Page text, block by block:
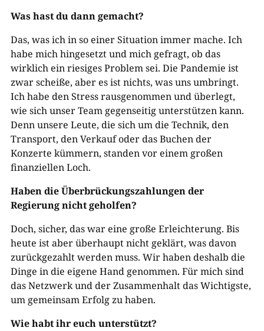
Was hast du dann gemacht?
Das, was ich in so einer Situation immer mache. Ich
habe mich hingesetzt und mich gefragt, ob das
wirklich ein riesiges Problem sei. Die Pandemie ist
zwar scheiße, aber es ist nichts, was uns umbringt.
Ich habe den Stress rausgenommen und überlegt,
wie sich unser Team gegenseitig unterstützen kann.
Denn unsere Leute, die sich um die Technik, den
Transport, den Verkauf oder das Buchen der
Konzerte kümmern, standen vor einem großen
finanziellen Loch.
Haben die Überbrückungszahlungen der
Regierung nicht geholfen?
Doch, sicher, das war eine große Erleichterung. Bis
heute ist aber überhaupt nicht geklärt, was davon
zurückgezahlt werden muss. Wir haben deshalb die
Dinge in die eigene Hand genommen. Für mich sind
das Netzwerk und der Zusammenhalt das Wichtigste,
um gemeinsam Erfolg zu haben.
Wie habt ihr euch unterstützt?